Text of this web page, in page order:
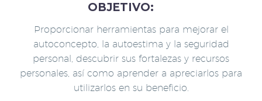
OBJETIVO:
Proporcionar herramientas para mejorar el
autoconcepto, la autoestima y la seguridad
personal, descubrir sus fortalezas y recursos
personales, así como aprender a apreciarlos para
utilizarlos en su beneficio.